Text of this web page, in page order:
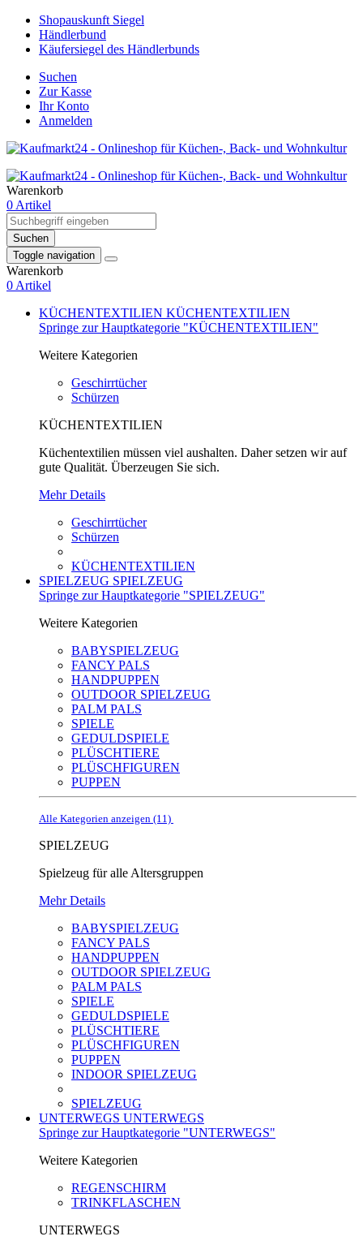
Shopauskunft Siegel
Händlerbund
Käufersiegel des Händlerbunds
Suchen
Zur Kasse
Ihr Konto
Anmelden
Warenkorb
0 Artikel
Suchen
Toggle navigation
Warenkorb
0 Artikel
KÜCHENTEXTILIEN KÜCHENTEXTILIEN
Springe zur Hauptkategorie "KÜCHENTEXTILIEN"
Weitere Kategorien
Geschirrtücher
Schürzen
KÜCHENTEXTILIEN
Küchentextilien müssen viel aushalten. Daher setzen wir auf
gute Qualität. Überzeugen Sie sich.
Mehr Details
Geschirrtücher
Schürzen
KÜCHENTEXTILIEN
SPIELZEUG SPIELZEUG
Springe zur Hauptkategorie "SPIELZEUG"
Weitere Kategorien
BABYSPIELZEUG
FANCY PALS
HANDPUPPEN
OUTDOOR SPIELZEUG
PALM PALS
SPIELE
GEDULDSPIELE
PLÜSCHTIERE
PLÜSCHFIGUREN
PUPPEN
Alle Kategorien anzeigen (11)
SPIELZEUG
Spielzeug für alle Altersgruppen
Mehr Details
BABYSPIELZEUG
FANCY PALS
HANDPUPPEN
OUTDOOR SPIELZEUG
PALM PALS
SPIELE
GEDULDSPIELE
PLÜSCHTIERE
PLÜSCHFIGUREN
PUPPEN
INDOOR SPIELZEUG
SPIELZEUG
UNTERWEGS UNTERWEGS
Springe zur Hauptkategorie "UNTERWEGS"
Weitere Kategorien
REGENSCHIRM
TRINKFLASCHEN
UNTERWEGS